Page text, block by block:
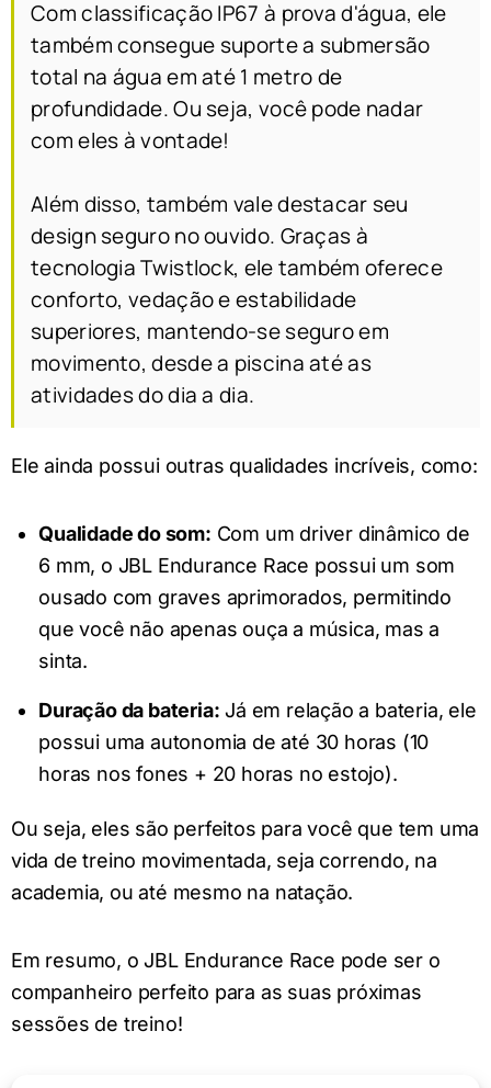
Com classificação IP67 à prova d'água, ele
também consegue suporte a submersão
total na água em até 1 metro de
profundidade. Ou seja, você pode nadar
com eles à vontade!
Além disso, também vale destacar seu
design seguro no ouvido. Graças à
tecnologia Twistlock, ele também oferece
conforto, vedação e estabilidade
superiores, mantendo-se seguro em
movimento, desde a piscina até as
atividades do dia a dia.
Ele ainda possui outras qualidades incríveis, como:
Qualidade do som: Com um driver dinâmico de
6 mm, o JBL Endurance Race possui um som
ousado com graves aprimorados, permitindo
que você não apenas ouça a música, mas a
sinta.
Duração da bateria: Já em relação a bateria, ele
possui uma autonomia de até 30 horas (10
horas nos fones + 20 horas no estojo).
Ou seja, eles são perfeitos para você que tem uma
vida de treino movimentada, seja correndo, na
academia, ou até mesmo na natação.
Em resumo, o JBL Endurance Race pode ser o
companheiro perfeito para as suas próximas
sessões de treino!